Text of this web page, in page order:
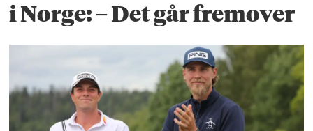
i Norge: – Det går fremover